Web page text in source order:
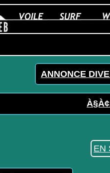
ANNONCE
EN